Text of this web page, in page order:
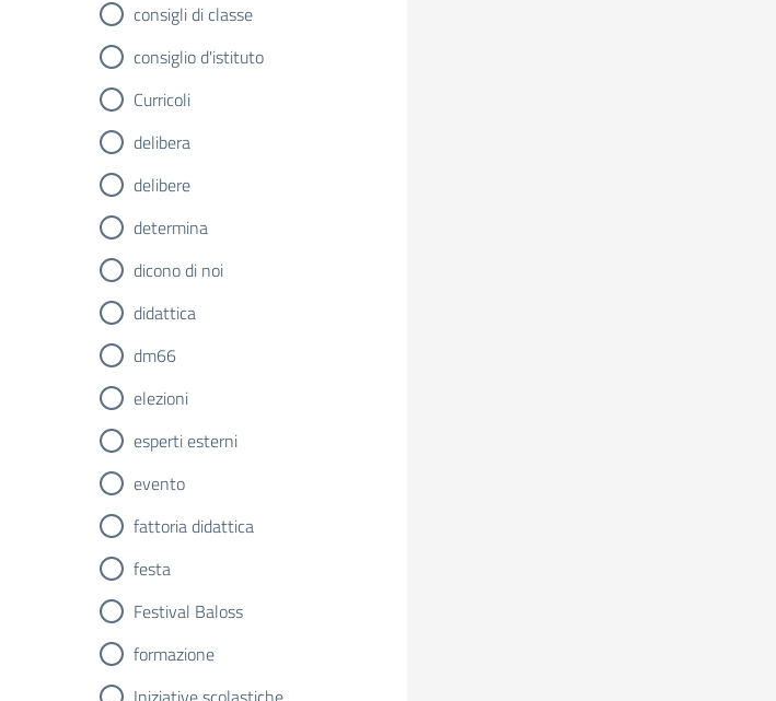
consigli di classe
consiglio d'istituto
Curricoli
delibera
delibere
determina
dicono di noi
didattica
dm66
elezioni
esperti esterni
evento
fattoria didattica
festa
Festival Baloss
formazione